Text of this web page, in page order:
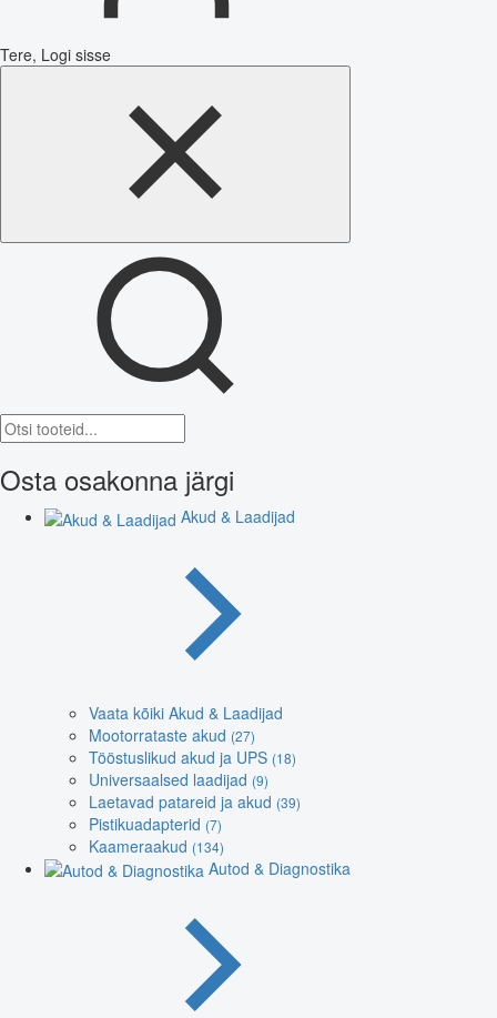
Tere, Logi sisse
Osta osakonna järgi
Akud & Laadijad
Vaata kõiki Akud & Laadijad
Mootorrataste akud (27)
Tööstuslikud akud ja UPS (18)
Universaalsed laadijad (9)
Laetavad patareid ja akud (39)
Pistikuadapterid (7)
Kaameraakud (134)
Autod & Diagnostika